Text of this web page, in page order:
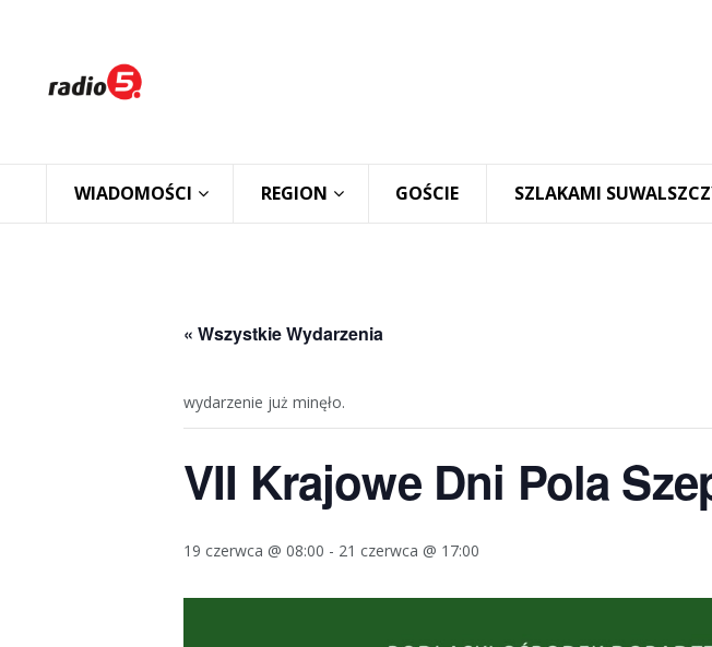
WIADOMOŚCI REGION GOŚCIE SZLAKAMI
« Wszystkie Wydarzenia
wydarzenie już minęło.
VII Krajowe Dni Pola
19 czerwca @ 08:00 - 21 czerwca @ 17:00